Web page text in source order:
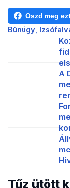
Oszd meg
Bűnügy
A
Tűz ütött